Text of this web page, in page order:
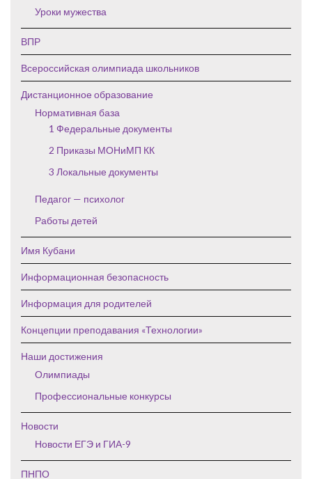
Уроки мужества
ВПР
Всероссийская олимпиада школьников
Дистанционное образование
Нормативная база
1 Федеральные документы
2 Приказы МОНиМП КК
3 Локальные документы
Педагог — психолог
Работы детей
Имя Кубани
Информационная безопасность
Информация для родителей
Концепции преподавания «Технологии»
Наши достижения
Олимпиады
Профессиональные конкурсы
Новости
Новости ЕГЭ и ГИА-9
ПНПО